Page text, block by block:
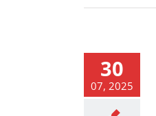
30
07, 2025